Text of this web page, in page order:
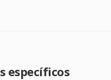
específicos